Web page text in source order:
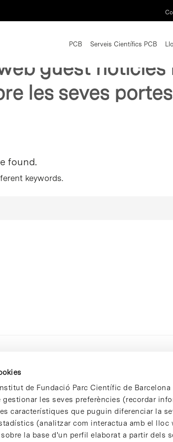
de Fundació Parc Científic de
les seves preferències (recordar
característiques que puguin diferenciar la
(analitzar com interactua amb el lloc
la base d'un perfil elaborat a partir dels
PCB Serveis Científics PCB
guest
les seves
found.
keywords.